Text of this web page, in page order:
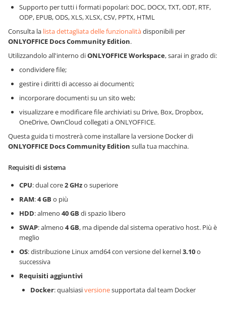
Supporto per tutti i formati popolari: DOC, DOCX, TXT, ODT, RTF,
ODP, EPUB, ODS, XLS, XLSX, CSV, PPTX, HTML
Consulta la lista dettagliata delle funzionalitàdisponibili per
ONLYOFFICE DocsCommunity Edition.
Utilizzandolo all'interno diONLYOFFICE Workspace, sarai in grado di:
condividere file;
gestire i diritti di accesso ai documenti;
incorporare documenti su un sito web;
visualizzare e modificare file archiviati su Drive, Box, Dropbox,
OneDrive, OwnCloud collegati a ONLYOFFICE.
Questa guida ti mostrerà come installare la versione Docker di
ONLYOFFICE DocsCommunity Edition sulla tua macchina.
Requisiti di sistema
CPU: dual core2 GHzo superiore
RAM:4 GB o più
HDD: almeno 40 GB di spazio libero
SWAP: almeno 4 GB, ma dipende dal sistema operativo host. Più è
meglio
OS: distribuzione Linux amd64 con versione del kernel3.10o
successiva
Requisiti aggiuntivi
Docker: qualsiasiversionesupportata dal team Docker